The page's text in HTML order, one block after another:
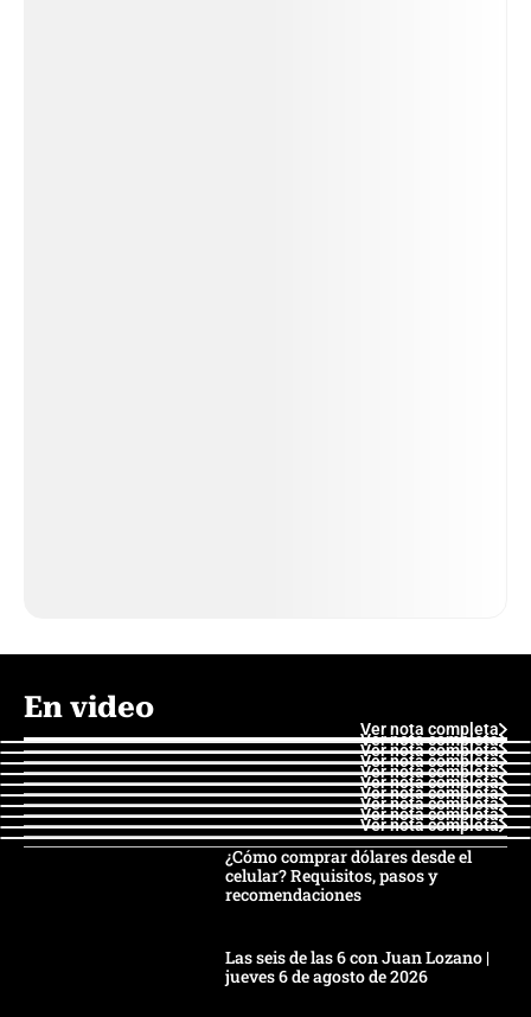
En video
Ver nota completa
Ver nota completa
Ver nota completa
Ver nota completa
Ver nota completa
Ver nota completa
Ver nota completa
Ver nota completa
Ver nota completa
Ver nota completa
¿Cómo comprar dólares desde el
celular? Requisitos, pasos y
recomendaciones
Las seis de las 6 con Juan Lozano |
jueves 6 de agosto de 2026